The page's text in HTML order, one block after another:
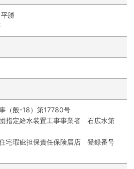
勝
（般-18）第17780号
指定給水装置工事事業者 石広水第
宅瑕疵担保責任保険届店 登録番号